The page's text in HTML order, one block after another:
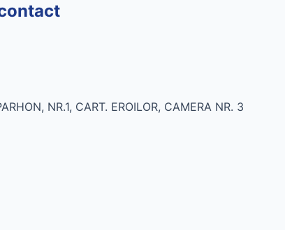
NR.1, CART. EROILOR, CAMERA NR. 3